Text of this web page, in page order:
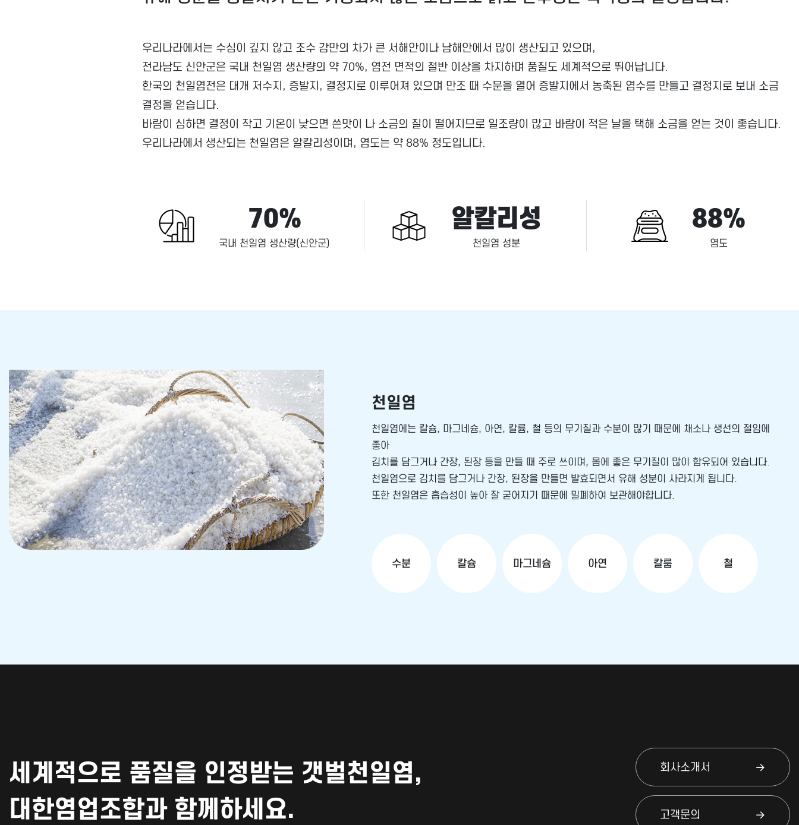
우리나라에서는 수심이 깊지 않고 조수 감만의 차가 큰 서해안이나 남해안에서 많이 생산되고 있으며,
전라남도 신안군은 국내 천일염 생산량의 약 70%, 염전 면적의 절반 이상을 차지하며 품질도 세계적으로 뛰어납니다.
한국의 천일염전은 대개 저수지, 증발지, 결정지로 이루어져 있으며 만조 때 수문을 열어 증발지에서 농축된 염수를 만들고 결정지로 보내 소금
결정을 얻습니다.
바람이 심하면 결정이 작고 기온이 낮으면 쓴맛이 나 소금의 질이 떨어지므로 일조량이 많고 바람이 적은 날을 택해 소금을 얻는 것이 좋습니다.
우리나라에서 생산되는 천일염은 알칼리성이며, 염도는 약 88% 정도입니다.
70%
국내 천일염 생산량(신안군)
알칼리성
천일염 성분
88%
염도
천일염
천일염에는 칼슘, 마그네슘, 아연, 칼륨, 철 등의 무기질과 수분이 많기 때문에 채소나 생선의 절임에
좋아
김치를 담그거나 간장, 된장 등을 만들 때 주로 쓰이며, 몸에 좋은 무기질이 많이 함유되어 있습니다.
천일염으로 김치를 담그거나 간장, 된장을 만들면 발효되면서 유해 성분이 사라지게 됩니다.
또한 천일염은 흡습성이 높아 잘 굳어지기 때문에 밀폐하여 보관해야합니다.
수분 칼슘 마그네슘 아연 칼룸 철
세계적으로 품질을 인정받는 갯벌천일염,
대한염업조합과 함께하세요.
회사소개서
고객문의